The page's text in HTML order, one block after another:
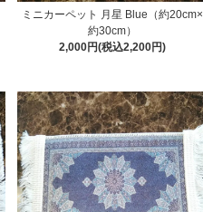
ミニカーペット 月星 Blue（約20cm×
約30cm）
2,000円(税込2,200円)